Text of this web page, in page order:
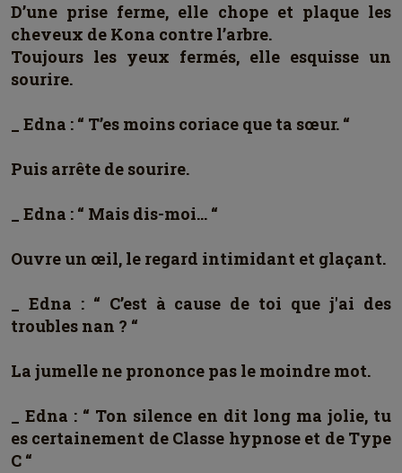
D’une prise ferme, elle chope et plaque les
cheveux de Kona contre l’arbre.
Toujours les yeux fermés, elle esquisse un
sourire.
_ Edna : “ T’es moins coriace que ta sœur. “
Puis arrête de sourire.
_ Edna : “ Mais dis-moi… “
Ouvre un œil, le regard intimidant et glaçant.
_ Edna : “ C’est à cause de toi que j'ai des
troubles nan ? “
La jumelle ne prononce pas le moindre mot.
_ Edna : “ Ton silence en dit long ma jolie, tu
es certainement de Classe hypnose et de Type
C “